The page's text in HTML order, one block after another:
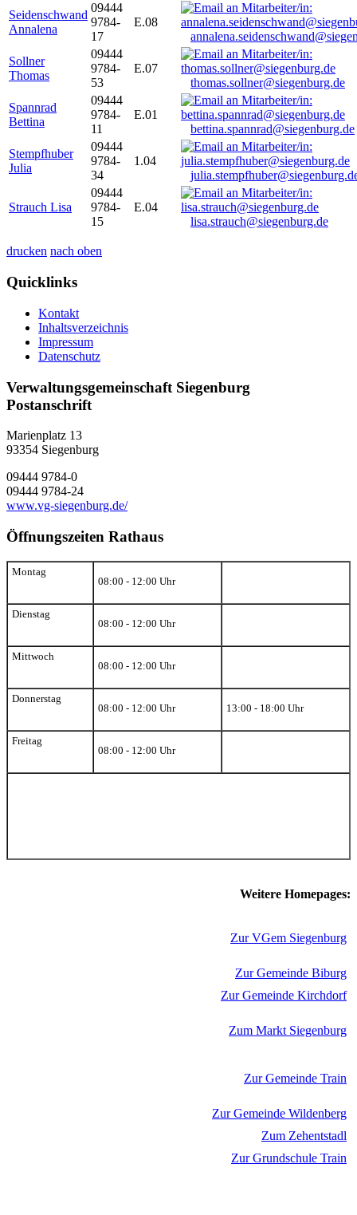
Seidenschwand
Annalena
09444
9784-
17
E.08
Sollner
Thomas
09444
9784-
53
E.07
thomas.sollner@siegenburg.de
Spannrad
Bettina
09444
9784-
11
E.01
bettina.spannrad@siegenburg.de
Stempfhuber
Julia
09444
9784-
34
1.04
Strauch Lisa
09444
9784-
15
E.04
lisa.strauch@siegenburg.de
drucken nach oben
Quicklinks
Kontakt
Inhaltsverzeichnis
Impressum
Datenschutz
Verwaltungsgemeinschaft Siegenburg
Postanschrift
Marienplatz 13
93354 Siegenburg
09444 9784-0
09444 9784-24
www.vg-siegenburg.de/
Öffnungszeiten Rathaus
Montag
08:00 - 12:00 Uhr
Dienstag
08:00 - 12:00 Uhr
Mittwoch
08:00 - 12:00 Uhr
Donnerstag
08:00 - 12:00 Uhr
13:00 - 18:00 Uhr
Freitag
08:00 - 12:00 Uhr
Weitere Homepages:
Zur VGem Siegenburg
Zur Gemeinde Biburg
Zur Gemeinde Kirchdorf
Zum Markt Siegenburg
Zur Gemeinde Train
Zur Gemeinde Wildenberg
Zum Zehentstadl
Zur Grundschule Train